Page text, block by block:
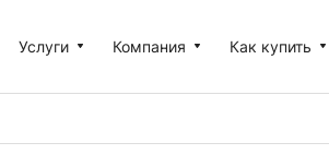
Услуги Компания Как купить